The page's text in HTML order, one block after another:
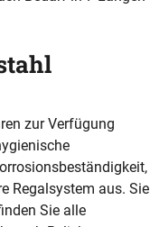
zur Verfügung
Regalsystem aus. Sie
Sie alle